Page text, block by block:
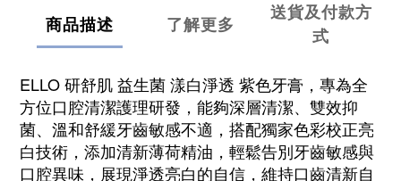
商品描述 了解更多
送貨及付款方
式
ELLO 研舒肌 益生菌 漾白淨透 紫色牙膏，專為全
方位口腔清潔護理研發，能夠深層清潔、雙效抑
菌、溫和舒緩牙齒敏感不適，搭配獨家色彩校正亮
白技術，添加清新薄荷精油，輕鬆告別牙齒敏感與
口腔異味，展現淨透亮白的自信，維持口齒清新自